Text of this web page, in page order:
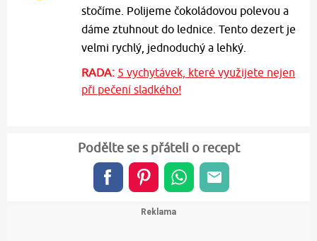
stočíme. Polijeme čokoládovou polevou a
dáme ztuhnout do lednice. Tento dezert je
velmi rychlý, jednoduchý a lehký.
RADA: 5 vychytávek, které využijete nejen
při pečení sladkého!
Podělte se s přáteli o recept